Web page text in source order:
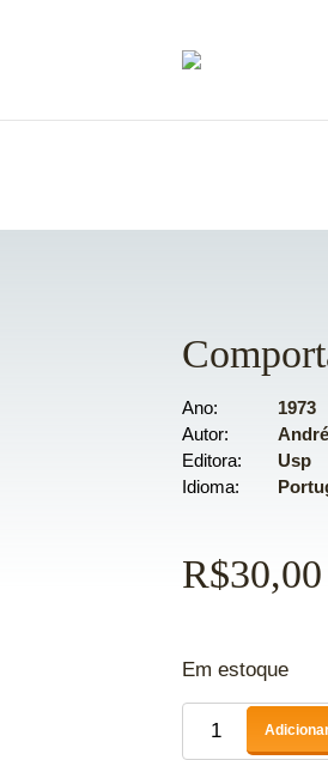
Ano
1973
Autor
Editora
Usp
Idioma
R$30,00
Em estoque